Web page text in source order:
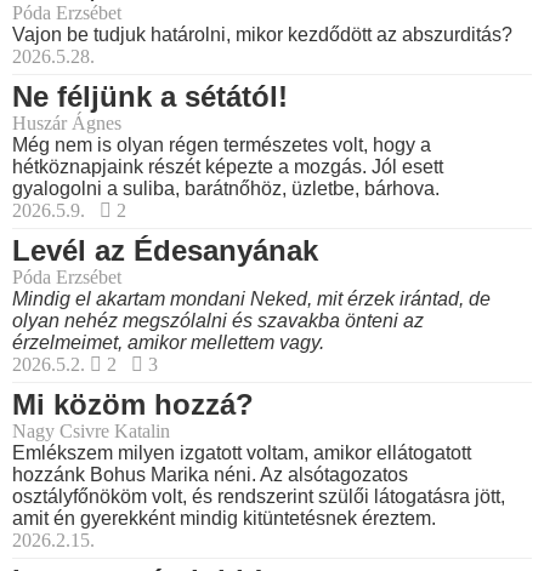
Póda Erzsébet
Vajon be tudjuk határolni, mikor kezdődött az abszurditás?
2026.5.28.
Ne féljünk a sétától!
Huszár Ágnes
Még nem is olyan régen természetes volt, hogy a
hétköznapjaink részét képezte a mozgás. Jól esett
gyalogolni a suliba, barátnőhöz, üzletbe, bárhova.
2026.5.9.
2
Levél az Édesanyának
Póda Erzsébet
Mindig el akartam mondani Neked, mit érzek irántad, de
olyan nehéz megszólalni és szavakba önteni az
érzelmeimet, amikor mellettem vagy.
2026.5.2.
2 3
Mi közöm hozzá?
Nagy Csivre Katalin
Emlékszem milyen izgatott voltam, amikor ellátogatott
hozzánk Bohus Marika néni. Az alsótagozatos
osztályfőnököm volt, és rendszerint szülői látogatásra jött,
amit én gyerekként mindig kitüntetésnek éreztem.
2026.2.15.